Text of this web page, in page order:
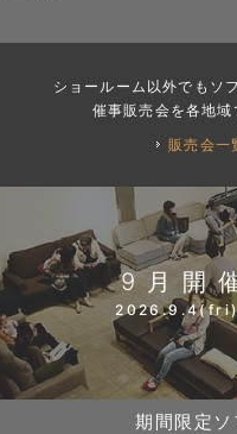
ショールーム以外でもソ
催事販売会を各地域
販売会一
9月開
期間限定